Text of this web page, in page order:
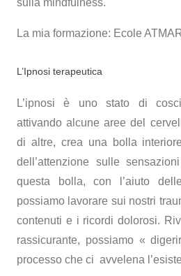
sulla mindfulness.
La mia formazione: Ecole
L’Ipnosi terapeutica
L’ipnosi è uno stato di
attivando alcune aree del
di altre, crea una bolla
dell’attenzione sulle
questa bolla, con l’aiuto
possiamo lavorare sui nostri
contenuti e i ricordi dolorosi.
rassicurante, possiamo «
processo che ci avvelena